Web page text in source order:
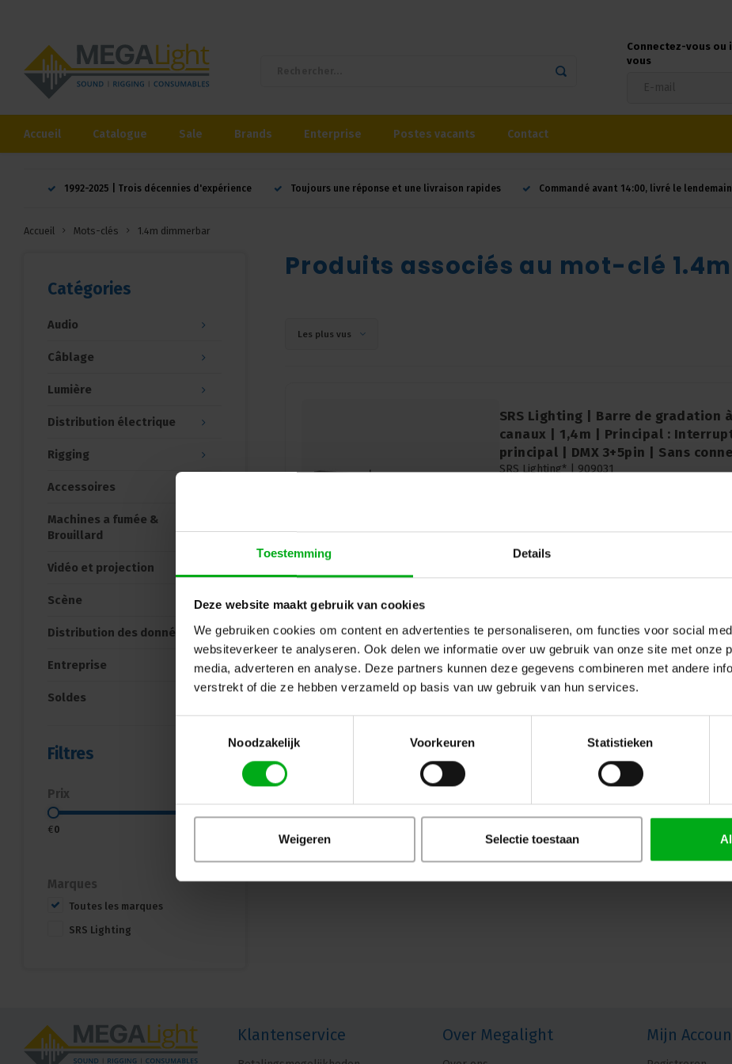
Toestemming Details
Deze website maakt gebruik van cookies
We gebruiken cookies om content en advertenties te personaliseren, om functies voor social
websiteverkeer te analyseren. Ook delen we informatie over uw gebruik van onze site met onze
media, adverteren en analyse. Deze partners kunnen deze gegevens combineren met andere
verstrekt of die ze hebben verzameld op basis van uw gebruik van hun services.
Noodzakelijk
Voorkeuren Statistieken
Weigeren Selectie toestaan
Connectez-vous ou
vous
Accueil Catalogue Sale Brands Enterprise Postes vacants Contact
1992-2025 | Trois décennies d'expérience Toujours une réponse et une livraison rapides Commandé avant 14:00, livré le
Accueil Mots-clés 1.4m dimmerbar
Catégories
Audio
Câblage
Lumière
Distribution électrique
Rigging
Accessoires
Machines a fumée &
Brouillard
Vidéo et projection
Scène
Distribution des données
Entreprise
Soldes
Filtres
Prix
€0
Marques
Toutes les marques
SRS Lighting
Produits associés au mot-clé
Les plus vus
SRS Lighting | Barre de gradation
canaux | 1,4m | Principal :
principal | DMX 3+5pin | Sans
SRS Lighting* |909031
extérieur. Montage facile, fonctions avancées
fil en option. Connecteurs vendus séparément
Klantenservice Over Megalight Mijn